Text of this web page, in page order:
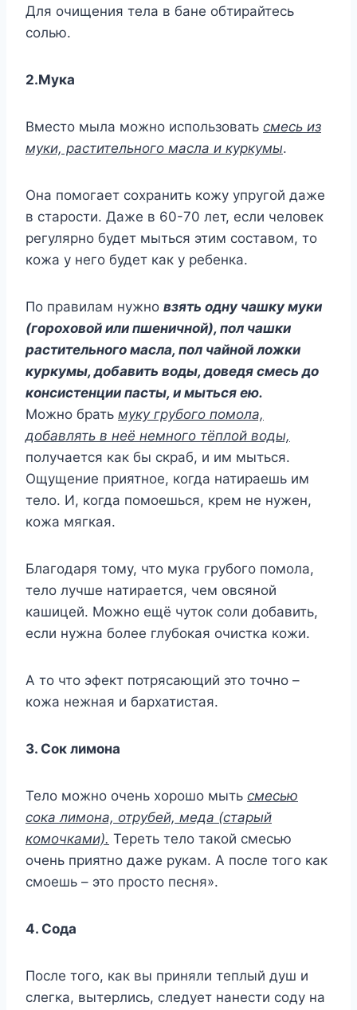
Для очищения тела в бане обтирайтесь
солью.
2.Мука
Вместо мыла можно использовать смесь из
муки, растительного масла и куркумы.
Она помогает сохранить кожу упругой даже
в старости. Даже в 60-70 лет, если человек
регулярно будет мыться этим составом, то
кожа у него будет как у ребенка.
По правилам нужно взять одну чашку муки
(гороховой или пшеничной), пол чашки
растительного масла, пол чайной ложки
куркумы, добавить воды, доведя смесь до
консистенции пасты, и мыться ею.
Можно брать муку грубого помола,
добавлять в неё немного тёплой воды,
получается как бы скраб, и им мыться.
Ощущение приятное, когда натираешь им
тело. И, когда помоешься, крем не нужен,
кожа мягкая.
Благодаря тому, что мука грубого помола,
тело лучше натирается, чем овсяной
кашицей. Можно ещё чуток соли добавить,
если нужна более глубокая очистка кожи.
А то что эфект потрясающий это точно –
кожа нежная и бархатистая.
3. Сок лимона
Тело можно очень хорошо мыть смесью
сока лимона, отрубей, меда (старый
комочками). Тереть тело такой смесью
очень приятно даже рукам. А после того как
смоешь – это просто песня».
4. Сода
После того, как вы приняли теплый душ и
слегка, вытерлись, следует нанести соду на